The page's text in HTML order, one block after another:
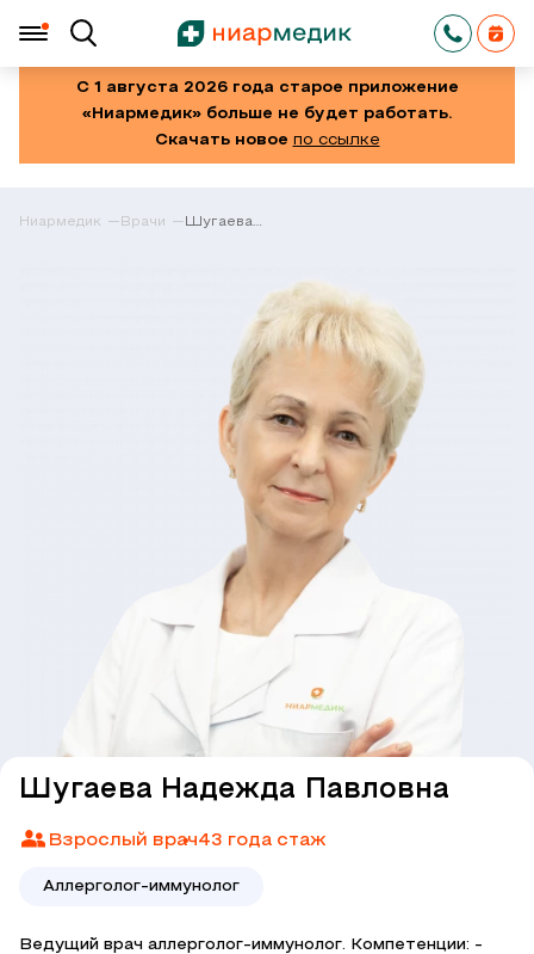
С 1 августа 2026 года старое приложение
«Ниармедик» больше не будет работать.
Скачать новое по ссылке
Ниармедик Врачи
Шугаева
Взрослый врач43 года стаж
Шугаева Надежда Павловна
Аллерголог-иммунолог
Ведущий врач аллерголог-иммунолог. Компетенции: -